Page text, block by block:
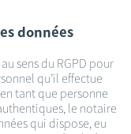
données
sens du RGPD pour
qu’il effectue
tant que personne
le notaire
qui dispose, eu